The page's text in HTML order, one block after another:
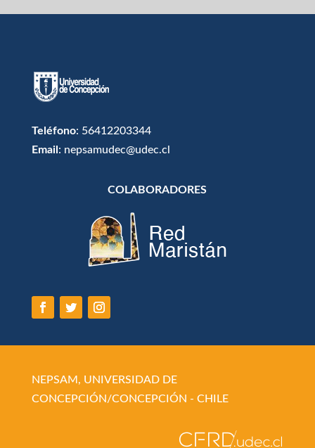
Teléfono: 56412203344
Email : nepsamudec@udec.cl
COLABORADORES
NEPSAM, UNIVERSIDAD DE
CONCEPCIÓN/CONCEPCIÓN - CHILE